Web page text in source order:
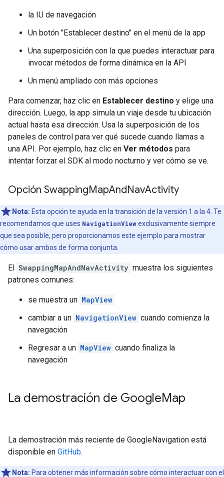
la IU de navegación
Un botón "Establecer destino" en el menú de la app
Una superposición con la que puedes interactuar para
invocar métodos de forma dinámica en la API
Un menú ampliado con más opciones
Para comenzar, haz clic en Establecer destino y elige una
dirección. Luego, la app simula un viaje desde tu ubicación
actual hasta esa dirección. Usa la superposición de los
paneles de control para ver qué sucede cuando llamas a
una API. Por ejemplo, haz clic en Ver métodos para
intentar forzar el SDK al modo nocturno y ver cómo se ve.
Opción SwappingMapAndNavActivity
Nota: Esta opción te ayuda en la transición de la versión 1 a la 4. Te
recomendamos que uses NavigationViewexclusivamente siempre
que sea posible, pero proporcionamos este ejemplo para mostrar
cómo usar ambos de forma conjunta.
El SwappingMapAndNavActivity muestra los siguientes
patrones comunes:
se muestra un MapView
cambiar a un NavigationView cuando comienza la
navegación
Regresar a un MapView cuando finaliza la
navegación
La demostración de GoogleMap
La demostración más reciente de GoogleNavigation está
disponible en GitHub.
Nota: Para obtener más información sobre cómo interactuar con el